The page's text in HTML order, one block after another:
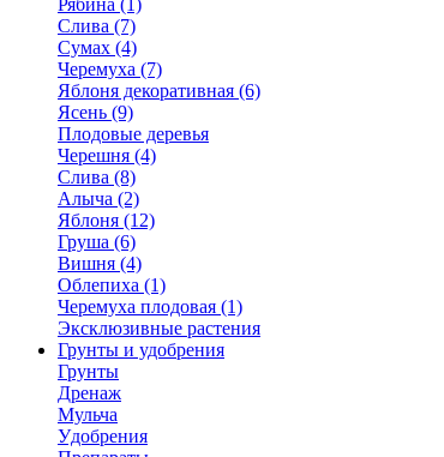
Рябина (1)
Слива (7)
Сумах (4)
Черемуха (7)
Яблоня декоративная (6)
Ясень (9)
Плодовые деревья
Черешня (4)
Слива (8)
Алыча (2)
Яблоня (12)
Груша (6)
Вишня (4)
Облепиха (1)
Черемуха плодовая (1)
Эксклюзивные растения
Грунты и удобрения
Грунты
Дренаж
Мульча
Удобрения